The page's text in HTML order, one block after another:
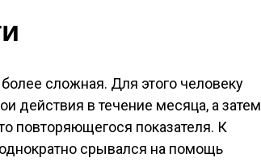
сложная. Для этого человеку
действия в течение месяца, а затем
повторяющегося показателя. К
срывался на помощь